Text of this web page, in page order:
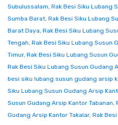
Subulussalam, Rak Besi Siku Lubang
Sumba Barat, Rak Besi Siku Lubang
Barat Daya, Rak Besi Siku Lubang
Tengah, Rak Besi Siku Lubang Susun
Timur, Rak Besi Siku Lubang Susun
Rak Besi Siku Lubang Susun Gudang
besi siku lubang susun gudang arsip
Siku Lubang Susun Gudang Arsip
Susun Gudang Arsip Kantor Tabanan,
Gudang Arsip Kantor Takalar, Rak